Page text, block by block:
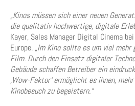
„Kinos müssen sich einer neuen
die qualitativ hochwertige, digitale
Kayer, Sales Manager Digital Cinema
Europe. „Im Kino sollte es um viel mehr
Film. Durch den Einsatz digitaler
Gebäude schaffen Betreiber ein
‚Wow-Faktor‘ ermöglicht es ihnen,
Kinobesuch zu begeistern.“